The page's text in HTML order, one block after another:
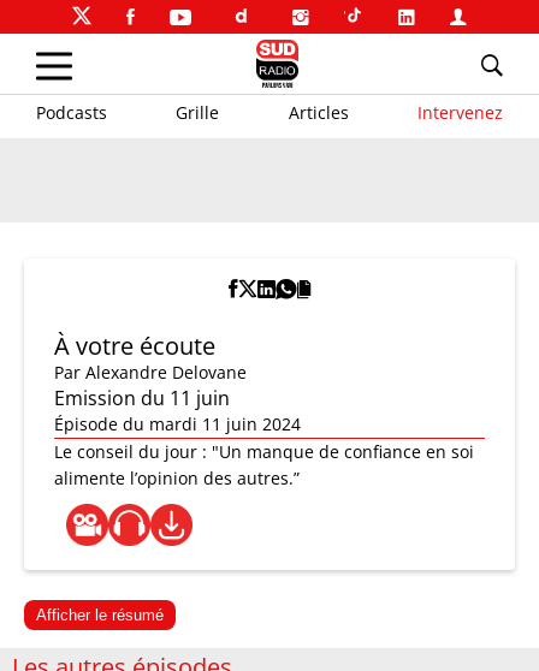
Podcasts Grille Articles Intervenez
À votre écoute
Par Alexandre Delovane
Emission du 11 juin
Épisode du mardi 11 juin 2024
Le conseil du jour : "Un manque de confiance en soi
alimente l’opinion des autres.”
Afficher le résumé